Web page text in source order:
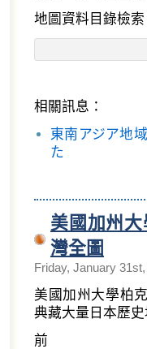
地圖資料目錄檢
相關訊息：
東南アジア地
た
美國加州
灣全圖
Friday, January
美國加州大學柏
典藏大量日本歷